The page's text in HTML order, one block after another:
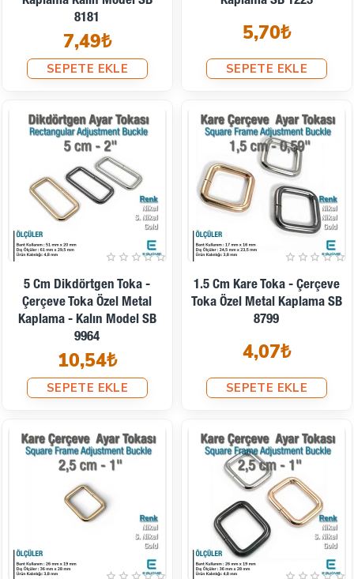
8181
7,49₺
SEPETE EKLE
5,70₺
SEPETE EKLE
5 Cm Dikdörtgen Toka -
Çerçeve Toka Özel Metal
Kaplama - Kalın Model SB
9964
10,54₺
SEPETE EKLE
1.5 Cm Kare Toka - Çerçeve
Toka Özel Metal Kaplama SB
8799
4,07₺
SEPETE EKLE